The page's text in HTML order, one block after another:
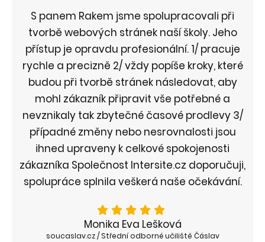
S panem Rakem jsme spolupracovali při
tvorbě webových stránek naší školy. Jeho
přístup je opravdu profesionální. 1/ pracuje
rychle a precizně 2/ vždy popíše kroky, které
budou při tvorbě stránek následovat, aby
mohl zákazník připravit vše potřebné a
nevznikaly tak zbytečné časové prodlevy 3/
případné změny nebo nesrovnalosti jsou
ihned upraveny k celkové spokojenosti
zákazníka Společnost Intersite.cz doporučuji,
spolupráce splnila veškerá naše očekávání.
Monika Eva Lešková
soucaslav.cz / Střední odborné učiliště Čáslav